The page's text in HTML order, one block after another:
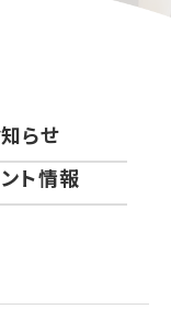
らせ
ト情報